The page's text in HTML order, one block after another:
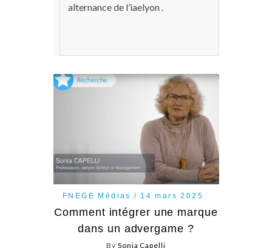
alternance de l’iaelyon .
FNEGE Médias 14 mars 2025
Comment intégrer une marque
dans un advergame ?
By Sonia Capelli